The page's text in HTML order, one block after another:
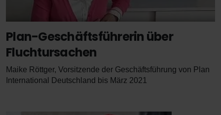
Plan-Geschäftsführerin über
Fluchtursachen
Maike Röttger, Vorsitzende der Geschäftsführung von Plan
International Deutschland bis März 2021